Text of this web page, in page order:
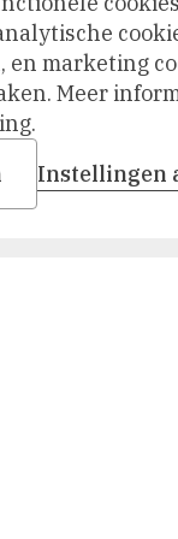
marketing
Meer
Instellingen